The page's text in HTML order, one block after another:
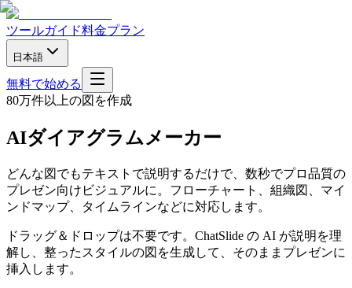
ツールガイド料金プラン
日本語
無料で始める
80万件以上の図を作成
AIダイアグラムメーカー
どんな図でもテキストで説明するだけで、数秒でプロ品質の
プレゼン向けビジュアルに。フローチャート、組織図、マイ
ンドマップ、タイムラインなどに対応します。
ドラッグ＆ドロップは不要です。ChatSlide の AI が説明を理
解し、整ったスタイルの図を生成して、そのままプレゼンに
挿入します。